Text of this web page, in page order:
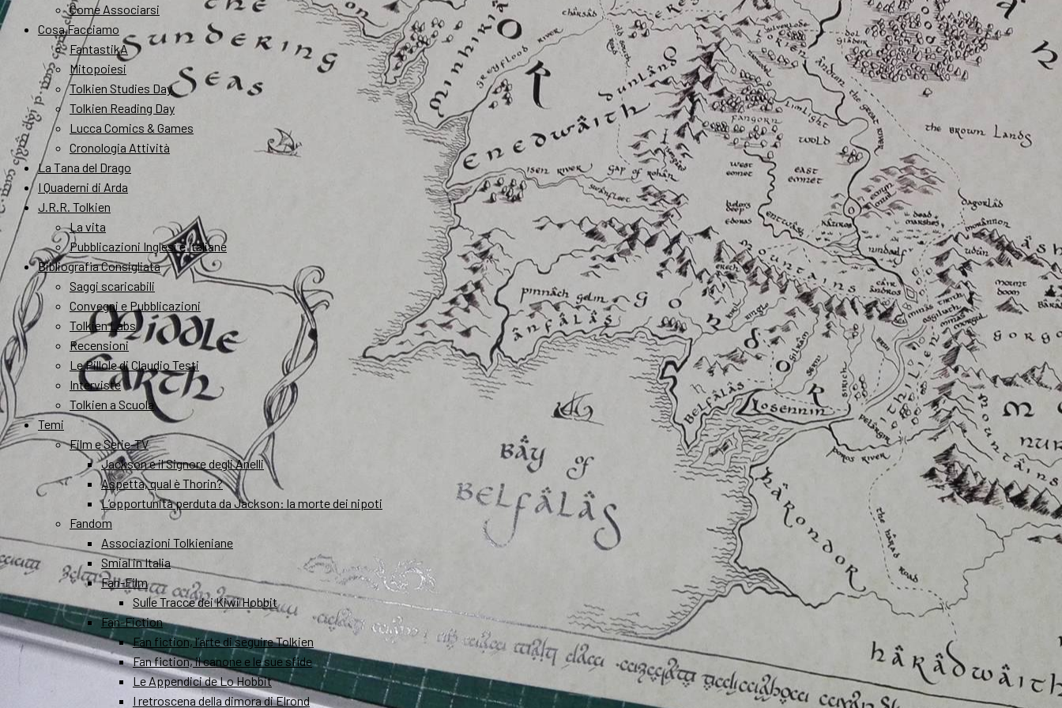
Come Associarsi
Cosa Facciamo
FantastikA
Mitopoiesi
Tolkien Studies Day
Tolkien Reading Day
Lucca Comics & Games
Cronologia Attività
La Tana del Drago
I Quaderni di Arda
J.R.R. Tolkien
La vita
Pubblicazioni Inglesi e Italiane
Bibliografia Consigliata
Saggi scaricabili
Convegni e Pubblicazioni
Tolkien Labs
Recensioni
Le Pillole di Claudio Testi
Interviste
Tolkien a Scuola
Temi
Film e Serie-TV
Jackson e il Signore degli Anelli
Aspetta, qual è Thorin?
L’opportunità perduta da Jackson: la morte dei nipoti
Fandom
Associazioni Tolkieniane
Smial in Italia
Fan-Film
Sulle Tracce dei Kiwi Hobbit
Fan-Fiction
Fan fiction, l’arte di seguire Tolkien
Fan fiction, il canone e le sue sfide
Le Appendici de Lo Hobbit
I retroscena della dimora di Elrond